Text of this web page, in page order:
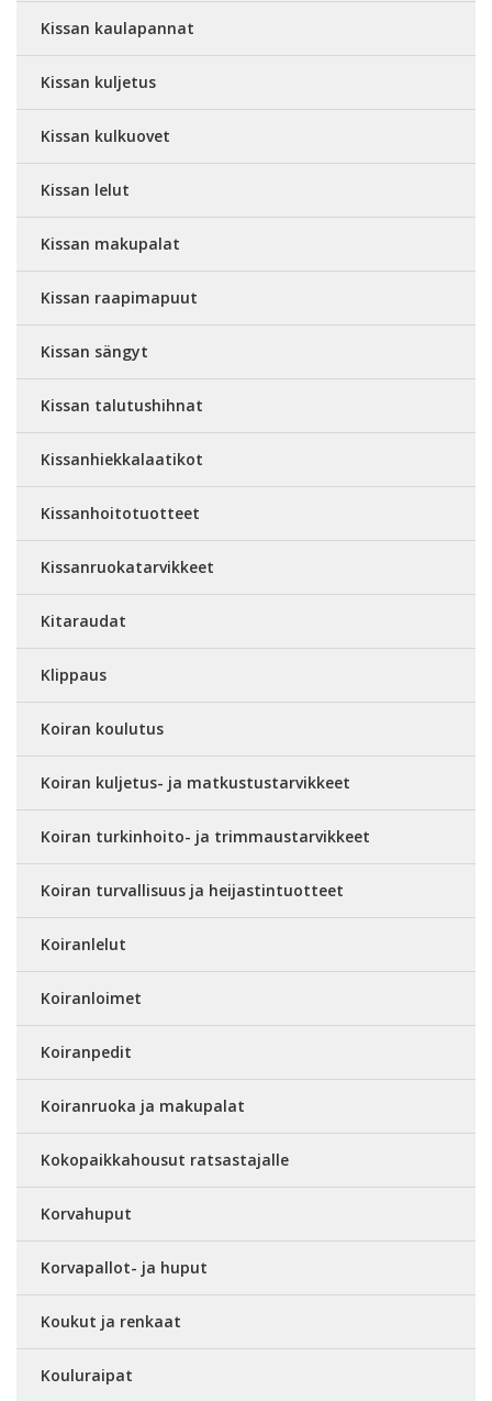
Kissan kaulapannat
Kissan kuljetus
Kissan kulkuovet
Kissan lelut
Kissan makupalat
Kissan raapimapuut
Kissan sängyt
Kissan talutushihnat
Kissanhiekkalaatikot
Kissanhoitotuotteet
Kissanruokatarvikkeet
Kitaraudat
Klippaus
Koiran koulutus
Koiran kuljetus- ja matkustustarvikkeet
Koiran turkinhoito- ja trimmaustarvikkeet
Koiran turvallisuus ja heijastintuotteet
Koiranlelut
Koiranloimet
Koiranpedit
Koiranruoka ja makupalat
Kokopaikkahousut ratsastajalle
Korvahuput
Korvapallot- ja huput
Koukut ja renkaat
Kouluraipat